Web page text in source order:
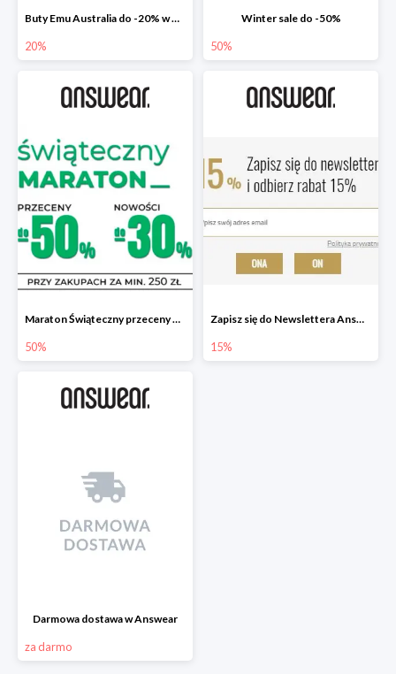
Buty Emu Australia do -20% w Answear
20%
Winter sale do -50%
50%
Maraton Świąteczny przeceny do -50%, nowości do -30%
50%
Zapisz się do Newslettera Answear i zyskaj 15% rabatu
15%
Darmowa dostawa w Answear
za darmo